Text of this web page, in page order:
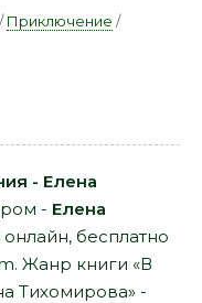
/Приключение /
- Елена
- Елена
бесплатно
Жанр книги «В
Тихомирова» -